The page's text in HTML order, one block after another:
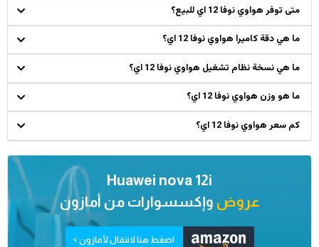
متى توفر هواوي نوفا 12 اي للبيع؟
ما هي دقة كاميرا هواوي نوفا 12 اي؟
ما هي نسخة نظام تشغيل هواوي نوفا 12 اي؟
ما هو وزن هواوي نوفا 12 اي؟
كم سعر هواوي نوفا 12 اي؟
Huawei nova 12i
عروض وإكسسوارات من أمازون
اضغط هنا لانتقال لأمازون >